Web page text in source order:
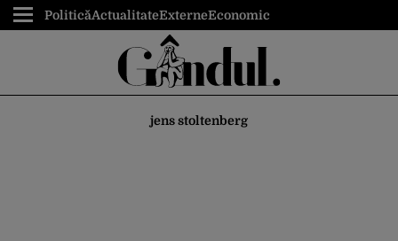
PoliticăActualitateExterneEconomic
jens stoltenberg